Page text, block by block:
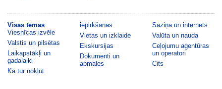
Visas tēmas
Viesnīcas izvēle
Valstis un pilsētas
Laikapstākļi un
gadalaiki
Kā tur nokļūt
iepirkšanās
Vietas un izklaide
Ekskursijas
Dokumenti un
apmales
Saziņa un internets
Valūta un nauda
Ceļojumu aģentūras
un operatori
Cits